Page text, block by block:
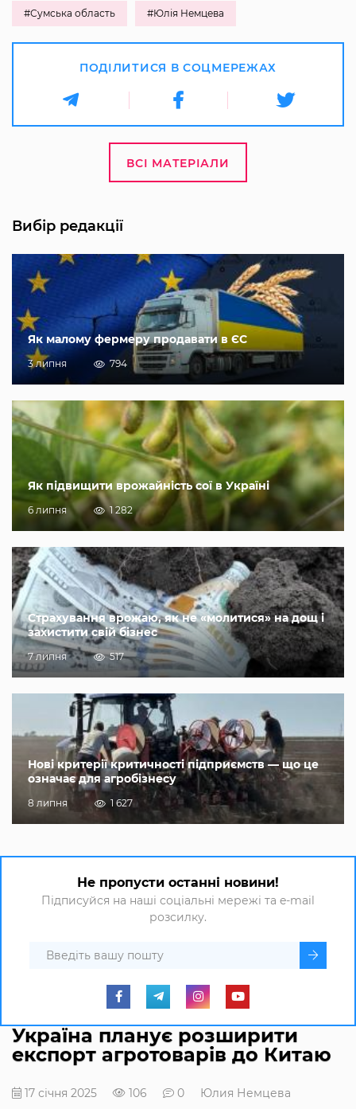
#Сумська область #Юлія Немцева
ПОДІЛИТИСЯ В СОЦМЕРЕЖАХ
ВСІ МАТЕРІАЛИ
Вибір редакції
Як малому фермеру продавати в ЄС
3 липня 794
Як підвищити врожайність сої в Україні
6 липня 1 282
Страхування врожаю, як не «молитися» на дощ і
захистити свій бізнес
7 липня 517
Нові критерії критичності підприємств — що це
означає для агробізнесу
8 липня 1 627
Не пропусти останні новини!
Підписуйся на наші соціальні мережі та e-mail
розсилку.
Україна планує розширити
експорт агротоварів до Китаю
17 січня 2025 106 0 Юлия Немцева